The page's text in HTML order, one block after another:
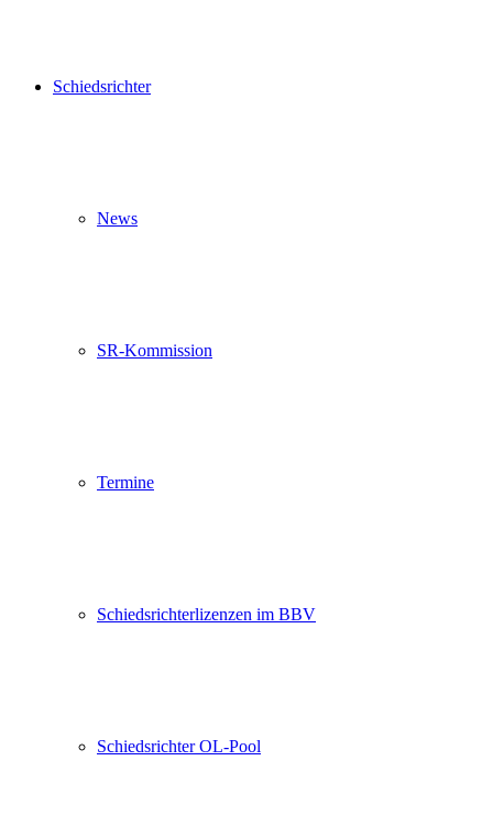
Schiedsrichter
News
SR-Kommission
Termine
Schiedsrichterlizenzen im BBV
Schiedsrichter OL-Pool